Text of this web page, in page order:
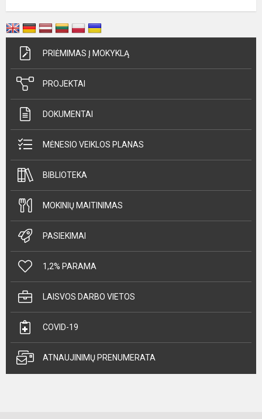
PRIĖMIMAS Į MOKYKLĄ
PROJEKTAI
DOKUMENTAI
MĖNESIO VEIKLOS PLANAS
BIBLIOTEKA
MOKINIŲ MAITINIMAS
PASIEKIMAI
1,2% PARAMA
LAISVOS DARBO VIETOS
COVID-19
ATNAUJINIMŲ PRENUMERATA